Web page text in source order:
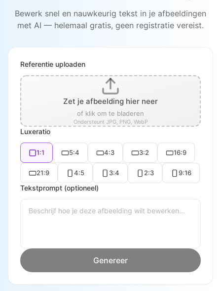
Bewerk snel en nauwkeurig tekst in je afbeeldingen
met AI — helemaal gratis, geen registratie vereist.
Referentie uploaden
Zet je afbeelding hier neer
of klik om te bladeren
Ondersteunt JPG, PNG, WebP
Luxeratio
1:1 5:4 4:3 3:2 16:9
21:9 4:5 3:4 2:3 9:16
Tekstprompt (optioneel)
Genereer